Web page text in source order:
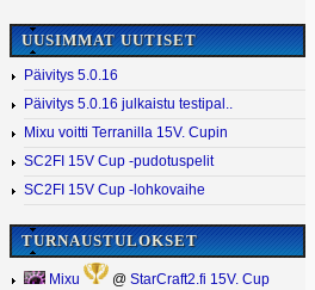
UUSIMMAT UUTISET
Päivitys 5.0.16
Päivitys 5.0.16 julkaistu testipal..
Mixu voitti Terranilla 15V. Cupin
SC2FI 15V Cup -pudotuspelit
SC2FI 15V Cup -lohkovaihe
TURNAUSTULOKSET
Mixu @ StarCraft2.fi 15V. Cup